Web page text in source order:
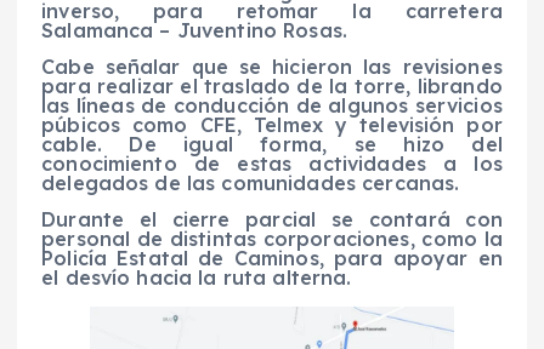
inverso, para retomar la carretera
Salamanca – Juventino Rosas.
Cabe señalar que se hicieron las revisiones
para realizar el traslado de la torre, librando
las líneas de conducción de algunos servicios
púbicos como CFE, Telmex y televisión por
cable. De igual forma, se hizo del
conocimiento de estas actividades a los
delegados de las comunidades cercanas.
Durante el cierre parcial se contará con
personal de distintas corporaciones, como la
Policía Estatal de Caminos, para apoyar en
el desvío hacia la ruta alterna.